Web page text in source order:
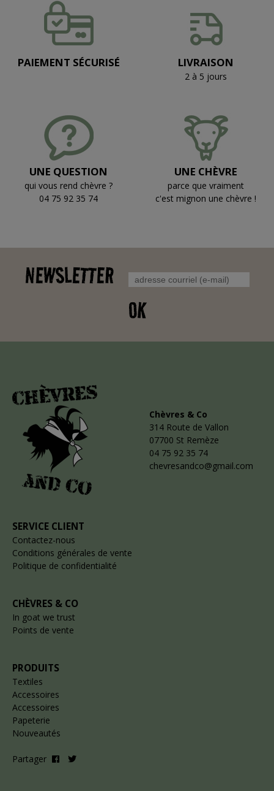
PAIEMENT SÉCURISÉ LIVRAISON
2 à 5 jours
UNE QUESTION
qui vous rend chèvre ?
04 75 92 35 74
UNE CHÈVRE
parce que vraiment
c'est mignon une chèvre !
NEWSLETTER
OK
Chèvres & Co
314 Route de Vallon
07700 St Remèze
04 75 92 35 74
chevresandco@gmail.com
SERVICE CLIENT
Contactez-nous
Conditions générales de vente
Politique de confidentialité
CHÈVRES & CO
In goat we trust
Points de vente
PRODUITS
Textiles
Accessoires
Accessoires
Papeterie
Nouveautés
Partager